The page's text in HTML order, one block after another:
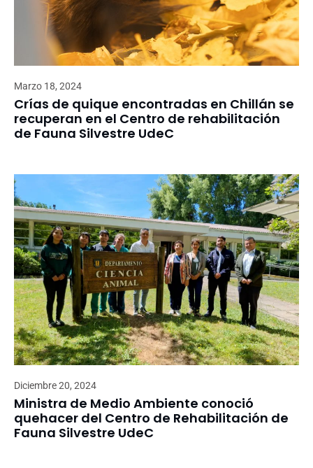
Marzo 18, 2024
Crías de quique encontradas en Chillán se
recuperan en el Centro de rehabilitación
de Fauna Silvestre UdeC
Diciembre 20, 2024
Ministra de Medio Ambiente conoció
quehacer del Centro de Rehabilitación de
Fauna Silvestre UdeC